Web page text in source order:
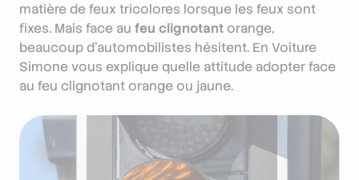
matière de feux tricolores lorsque les feux sont
fixes. Mais face au feu clignotantorange,
beaucoup d’automobilistes hésitent. En Voiture
Simone vous explique quelle attitude adopter face
au feu clignotant orange ou jaune.